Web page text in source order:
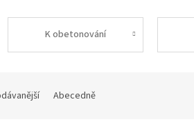
K obetonování
Abecedně